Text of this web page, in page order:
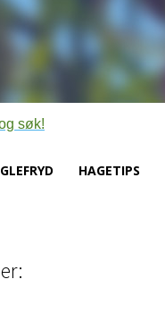
søk!
HAGETIPS